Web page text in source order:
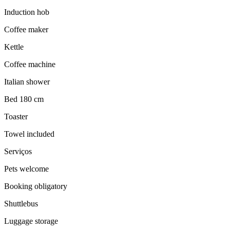
Induction hob
Coffee maker
Kettle
Coffee machine
Italian shower
Bed 180 cm
Toaster
Towel included
Serviços
Pets welcome
Booking obligatory
Shuttlebus
Luggage storage